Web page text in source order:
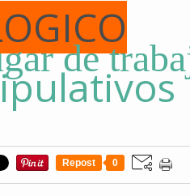
de
Repost 0